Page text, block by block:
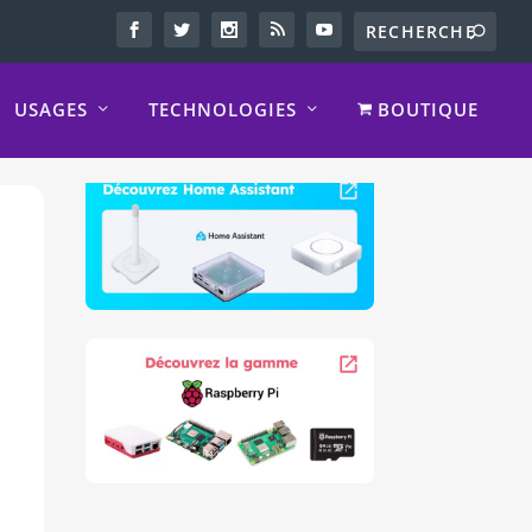
USAGES TECHNOLOGIES BOUTIQUE